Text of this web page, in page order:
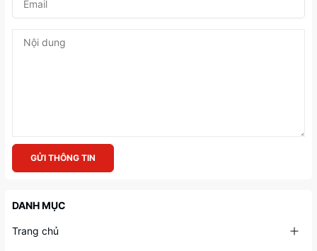
GỬI THÔNG TIN
DANH MỤC
Trang chủ